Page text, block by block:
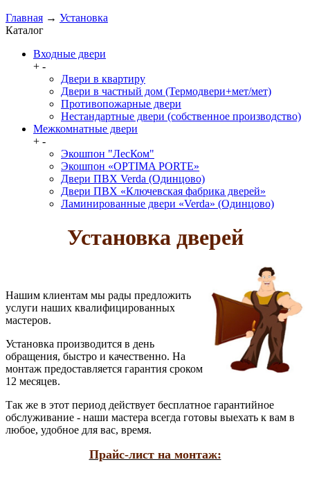
Главная → Установка
Каталог
Входные двери
+ -
Двери в квартиру
Двери в частный дом (Термодвери+мет/мет)
Противопожарные двери
Нестандартные двери (собственное производство)
Межкомнатные двери
+ -
Экошпон "ЛесКом"
Экошпон «OPTIMA PORTE»
Двери ПВХ Verda (Одинцово)
Двери ПВХ «Ключевская фабрика дверей»
Ламинированные двери «Verda» (Одинцово)
Установка дверей
Нашим клиентам мы рады предложить
услуги наших квалифицированных
мастеров.
Установка производится в день
обращения, быстро и качественно. На
монтаж предоставляется гарантия сроком
12 месяцев.
Так же в этот период действует бесплатное гарантийное
обслуживание - наши мастера всегда готовы выехать к вам в
любое, удобное для вас, время.
Прайс-лист на монтаж: